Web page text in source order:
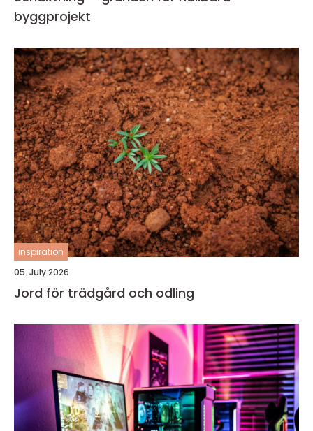
byggprojekt
inspiration
05. July 2026
Jord för trädgård och odling